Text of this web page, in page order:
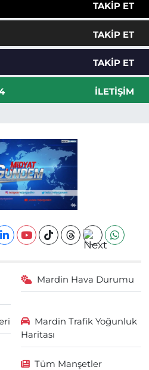
TAKIP ET
TAKIP ET
TAKIP ET
İLETIŞIM
Mardin Hava Durumu
Mardin Trafik Yoğunluk
Haritası
Tüm Manşetler